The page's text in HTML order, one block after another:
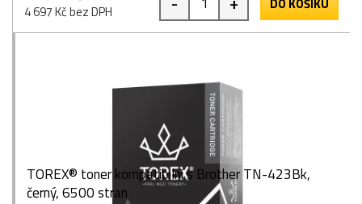
4 697 Kč bez DPH
TOREX® toner kompatibilní s Brother TN-423Bk,
černý, 6500 stran